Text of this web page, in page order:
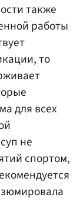
также
работы
то
для всех
не
спортом,